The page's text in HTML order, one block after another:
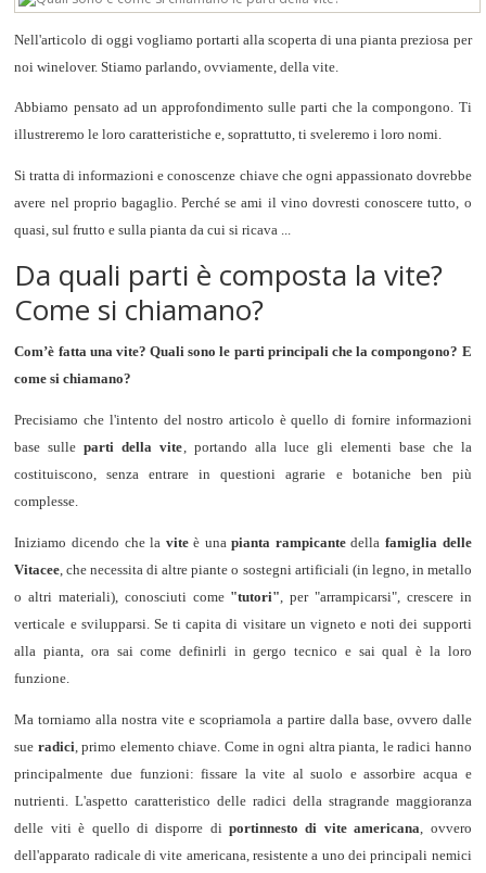
DESSERT
REGALI
CLUBWINESHOP.IT
Nell'articolo di oggi vogliamo portarti alla scoperta di una pianta preziosa per
noi winelover. Stiamo parlando, ovviamente, della vite.
Abbiamo pensato ad un approfondimento sulle parti che la compongono. Ti
illustreremo le loro caratteristiche e, soprattutto, ti sveleremo i loro nomi.
Si tratta di informazioni e conoscenze chiave che ogni appassionato dovrebbe
avere nel proprio bagaglio. Perché se ami il vino dovresti conoscere tutto, o
quasi, sul frutto e sulla pianta da cui si ricava ...
Da quali parti è composta la vite?
Come si chiamano?
Com’è fatta una vite? Quali sono le parti principali che la compongono? E
come si chiamano?
Precisiamo che l'intento del nostro articolo è quello di fornire informazioni
base sulleparti della vite, portando alla luce gli elementi base che la
costituiscono, senza entrare in questioni agrarie e botaniche ben più
complesse.
Iniziamo dicendo che la viteè unapianta rampicantedellafamiglia delle
Vitacee, che necessita di altre piante o sostegni artificiali (in legno, in metallo
o altri materiali), conosciuti come "tutori", per "arrampicarsi", crescere in
verticale e svilupparsi. Se ti capita di visitare un vigneto e noti dei supporti
alla pianta, ora sai come definirli in gergo tecnico e sai qual è la loro
funzione.
Ma torniamo alla nostra vite e scopriamola a partire dalla base, ovvero dalle
sue radici, primo elemento chiave. Come in ogni altra pianta, le radici hanno
principalmente due funzioni: fissare la vite al suolo e assorbire acqua e
nutrienti. L'aspetto caratteristico delle radici della stragrande maggioranza
delle viti è quello di disporre diportinnesto di vite americana, ovvero
dell'apparato radicale di vite americana, resistente a uno dei principali nemici